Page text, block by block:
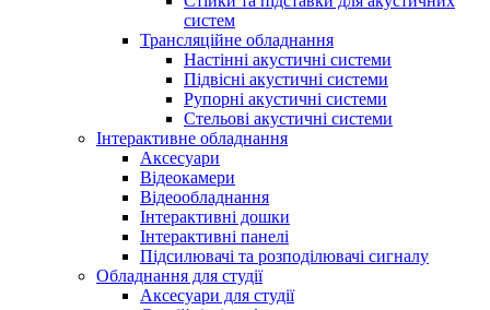
систем
Трансляційне обладнання
Настінні акустичні системи
Підвісні акустичні системи
Рупорні акустичні системи
Стельові акустичні системи
Інтерактивне обладнання
Аксесуари
Відеокамери
Відеообладнання
Інтерактивні дошки
Інтерактивні панелі
Підсилювачі та розподілювачі сигналу
Обладнання для студії
Аксесуари для студії